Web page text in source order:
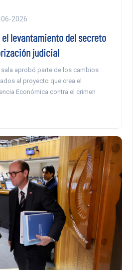
2026
levantamiento del secreto
judicial
sala aprobó parte de los cambios
al proyecto que crea el
Económica contra el crimen